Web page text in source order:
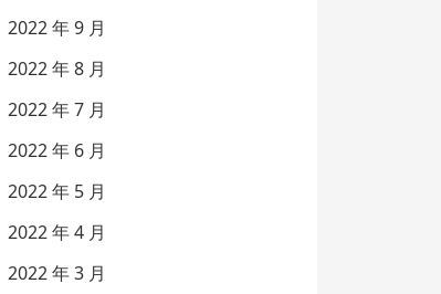
2022 年 9 月
2022 年 8 月
2022 年 7 月
2022 年 6 月
2022 年 5 月
2022 年 4 月
2022 年 3 月